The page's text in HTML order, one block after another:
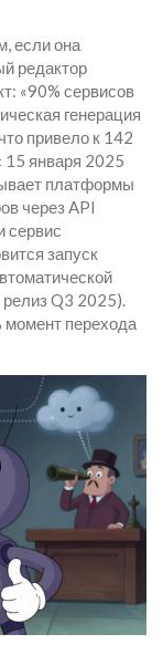
если она
редактор
«90% сервисов
генерация
привело к 142
15 января 2025
платформы
через API
сервис
запуск
Q3 2025).
момент перехода